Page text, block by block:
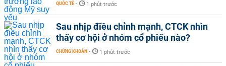
QUỐC TẾ - 1 phút trước
Sau nhịp điều chỉnh mạnh, CTCK nhìn
thấy cơ hội ở nhóm cổ phiếu nào?
CHỨNG KHOÁN - 1 phút trước